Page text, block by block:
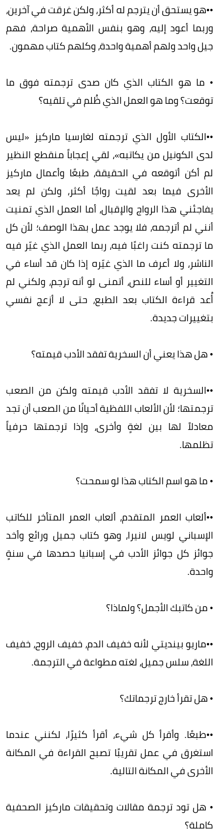
••هو يستحق أن يترجم له أكثر، ولكن غرقت في آخرين،
وربما أعود إليه، وهو بنفس الأهمية صراحة، فهم
جيل واحد ولهم أهمية واحدة، وكلهم كتاب مهمون.
• ما هو الكتاب الذي كان صدى ترجمته فوق ما
توقعت؟ وما هو العمل الذي ظُلم في تلقيه؟
••الكتاب الأول الذي ترجمته لغارسيا ماركيز «ليس
لدى الكونيل من يكاتبه»، لقي إعجاباً منقطع النظير
لم أكن أتوقعه في الحقيقة، طبعًا وأعمال ماركيز
الأخرى فيما بعد لقيت رواجًا أكثر، ولكن لم يعد
يفاجئني هذا الرواج والإقبال، أما العمل الذي تمنيت
أنني لم أترجمه، فلا يوجد عمل بهذا الوصف؛ لأن كل
ما ترجمته كنت راغبًا فيه، ربما العمل الذي غيّر فيه
الناشر، ولا أعرف ما الذي غيّره إذا كان قد أساء في
التغيير أو أساء للنص، أتمنى لو أنه ترجم، ولكني لم
أُعد قراءة الكتاب بعد الطبع، حتى لا أزعج نفسي
بتغييرات جديدة.
• هل هذا يعني أن السخرية تفقد الأدب قيمته؟
••السخرية لا تفقد الأدب قيمته ولكن من الصعب
ترجمتها؛ لأن الألعاب اللفظية أحيانًا من الصعب أن تجد
معادلاً لها بين لغةٍ وأخرى، وإذا ترجمتها حرفياً
تظلمها.
• ما هو اسم الكتاب هذا لو سمحت؟
••ألعاب العمر المتقدم، ألعاب العمر المتأخر للكاتب
الإسباني لويس لانيرا، وهو كتاب جميل ورائع وأخد
جوائز كل جوائز الأدب في إسبانيا حصدها في سنةٍ
واحدة.
• من كاتبك الأجمل؟ ولماذا؟
••ماريو بينديتي لأنه خفيف الدم، خفيف الروح، خفيف
اللغة، سلس جميل، لغته مطواعة في الترجمة.
• هل تقرأ خارج ترجماتك؟
••طبعًا. وأقرأ كل شيء، أقرأ كثيرًا، لكنني عندما
استغرق في عمل تقريبًا تصبح القراءة في المكانة
الأخرى في المكانة التالية.
• هل تود ترجمة مقالات وتحقيقات ماركيز الصحفية
كاملة؟